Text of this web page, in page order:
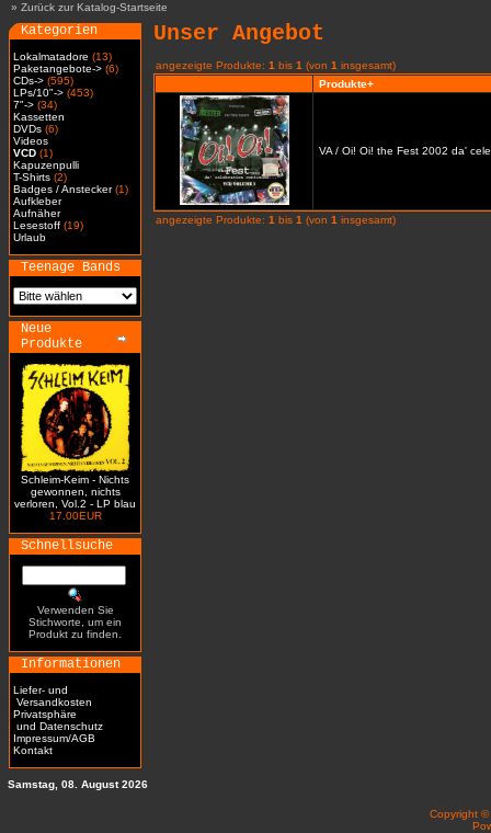
» Zurück zur Katalog-Startseite
Kategorien
Lokalmatadore (13)
Paketangebote-> (6)
CDs-> (595)
LPs/10"-> (453)
7"-> (34)
Kassetten
DVDs (6)
Videos
VCD (1)
Kapuzenpulli
T-Shirts (2)
Badges / Anstecker(1)
Aufkleber
Aufnäher
Lesestoff (19)
Urlaub
Teenage Bands
Neue
Produkte
Schleim-Keim - Nichts
gewonnen, nichts
verloren, Vol.2 - LP blau
17.00EUR
Schnellsuche
Verwenden Sie
Stichworte, um ein
Produkt zu finden.
Informationen
Liefer- und
Versandkosten
Privatsphäre
und Datenschutz
Impressum/AGB
Kontakt
Unser Angebot
angezeigte Produkte: 1 bis 1 (von 1 insgesamt)
Produkte+
VA / Oi! Oi! the Fest 2002 da'
angezeigte Produkte: 1 bis 1 (von 1 insgesamt)
Samstag, 08. August 2026
Copyright